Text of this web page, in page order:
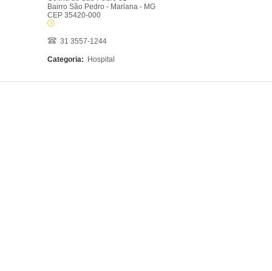
Bairro São Pedro - Mariana - MG
CEP 35420-000
31 3557-1244
Categoria: Hospital